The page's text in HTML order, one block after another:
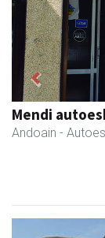
Coviran
Andoain - Janari-
Previous